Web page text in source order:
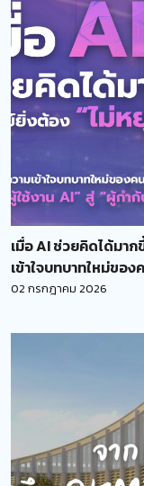
เมื่อ AI ช่วยคิดได้มา
เข้าใจบทบาทใหม่ของ
02 กรกฎาคม 2026